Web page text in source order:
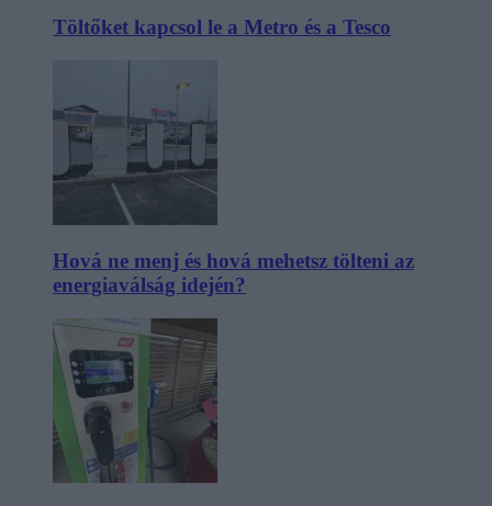
Töltőket kapcsol le a Metro és a Tesco
Hová ne menj és hová mehetsz tölteni az
energiaválság idején?